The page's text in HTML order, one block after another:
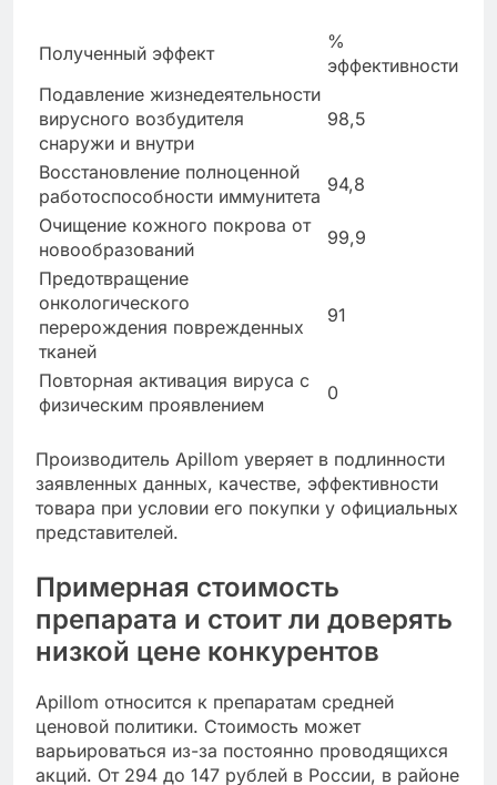
Полученный эффект
%
эффективности
Подавление жизнедеятельности
вирусного возбудителя
снаружи и внутри
98,5
Восстановление полноценной
работоспособности иммунитета
94,8
Очищение кожного покрова от
новообразований
99,9
Предотвращение
онкологического
перерождения поврежденных
тканей
91
Повторная активация вируса с
физическим проявлением
0
Производитель Apillom уверяет в подлинности
заявленных данных, качестве, эффективности
товара при условии его покупки у официальных
представителей.
Примерная стоимость
препарата и стоит ли доверять
низкой цене конкурентов
Apillom относится к препаратам средней
ценовой политики. Стоимость может
варьироваться из-за постоянно проводящихся
акций. От 294 до 147 рублей в России, в районе